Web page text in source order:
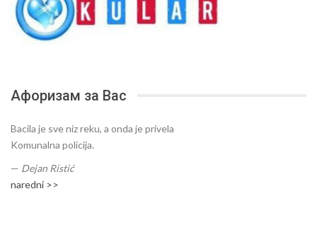
Афоризам за Вас
Bacila je sve niz reku, a onda je privela
Komunalna policija.
— Dejan Ristić
naredni >>